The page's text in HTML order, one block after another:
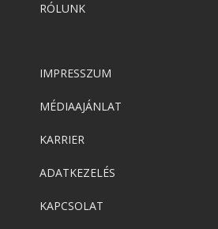
RÓLUNK
IMPRESSZUM
MÉDIAAJÁNLAT
KARRIER
ADATKEZELÉS
KAPCSOLAT